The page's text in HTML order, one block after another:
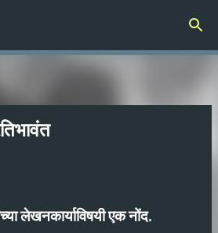
लेखनकार्याविषयी एक नोंद.